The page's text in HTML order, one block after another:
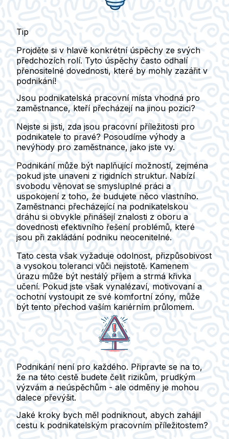
Tip
Projděte si v hlavě konkrétní úspěchy ze svých
předchozích rolí. Tyto úspěchy často odhalí
přenositelné dovednosti, které by mohly zazářit v
podnikání!
Jsou podnikatelská pracovní místa vhodná pro
zaměstnance, kteří přecházejí na jinou pozici?
Nejste si jisti, zda jsou pracovní příležitosti pro
podnikatele to pravé? Posoudíme výhody a
nevýhody pro zaměstnance, jako jste vy.
Podnikání může být naplňující možností, zejména
pokud jste unaveni z rigidních struktur. Nabízí
svobodu věnovat se smysluplné práci a
uspokojení z toho, že budujete něco vlastního.
Zaměstnanci přecházející na podnikatelskou
dráhu si obvykle přinášejí znalosti z oboru a
dovednosti efektivního řešení problémů, které
jsou při zakládání podniku neocenitelné.
Tato cesta však vyžaduje odolnost, přizpůsobivost
a vysokou toleranci vůči nejistotě. Kamenem
úrazu může být nestálý příjem a strmá křivka
učení. Pokud jste však vynalézaví, motivovaní a
ochotní vystoupit ze své komfortní zóny, může
být tento přechod vaším kariérním průlomem.
Podnikání není pro každého. Připravte se na to,
že na této cestě budete čelit rizikům, prudkým
výzvám a neúspěchům - ale odměny je mohou
dalece převýšit.
Jaké kroky bych měl podniknout, abych zahájil
cestu k podnikatelským pracovním příležitostem?